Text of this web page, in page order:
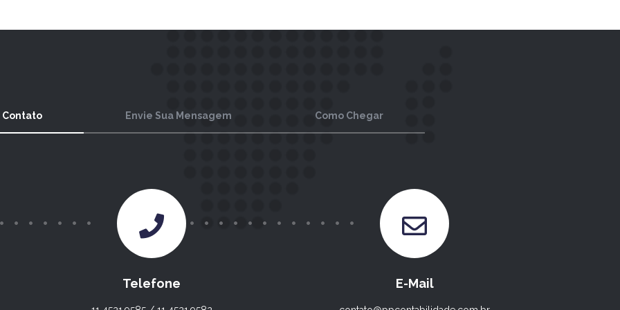
Envie Sua Mensagem Como Chegar
Telefone E-Mail